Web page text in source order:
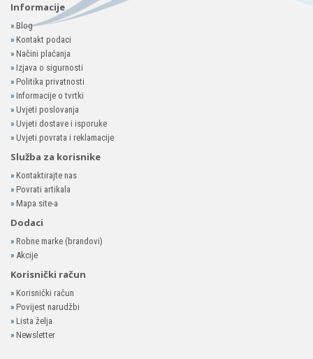
Informacije
»Blog
» Kontakt podaci
» Načini plaćanja
» Izjava o sigurnosti
» Politika privatnosti
» Informacije o tvrtki
» Uvjeti poslovanja
» Uvjeti dostave i isporuke
» Uvjeti povrata i reklamacije
Služba za korisnike
» Kontaktirajte nas
» Povrati artikala
» Mapa site-a
Dodaci
» Robne marke (brandovi)
» Akcije
Korisnički račun
» Korisnički račun
» Povijest narudžbi
» Lista želja
» Newsletter